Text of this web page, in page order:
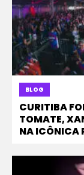
BLOG
CURITIBA
TOMATE,
NA ICÔNICA